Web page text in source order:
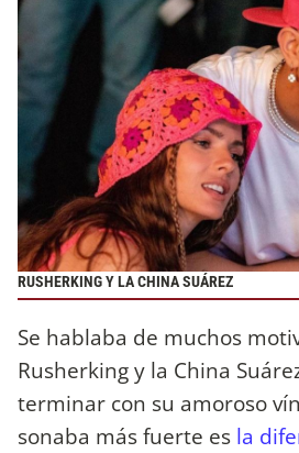
RUSHERKING Y LA CHINA SUÁREZ
Se hablaba de muchos
Rusherking y la China
terminar con su amoroso
sonaba más fuerte es la